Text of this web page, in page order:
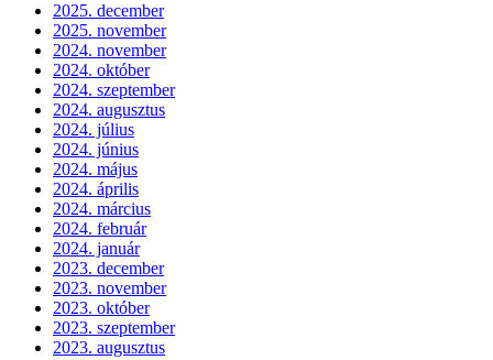
2025. december
2025. november
2024. november
2024. október
2024. szeptember
2024. augusztus
2024. július
2024. június
2024. május
2024. április
2024. március
2024. február
2024. január
2023. december
2023. november
2023. október
2023. szeptember
2023. augusztus